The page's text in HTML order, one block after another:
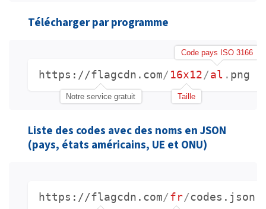
Télécharger par programme
https://flagcdn.com
Notre service gratuit
/16x12
Taille
/al
Code pays ISO 3166
. png
Liste des codes avec des noms en JSON
(pays, états américains, UE et ONU)
https://flagcdn.com/fr/codes.json